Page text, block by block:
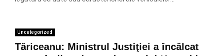
Uncategorized
Tăriceanu: Ministrul Justiţiei a încălcat